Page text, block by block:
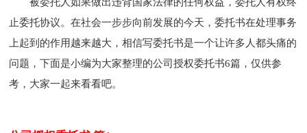
止委托协议。在社会一步步向前发展的今天，委托书在处理事务
上起到的作用越来越大，相信写委托书是一个让许多人都头痛的
问题，下面是小编为大家整理的公司授权委托书6篇，仅供参
考，大家一起来看看吧。